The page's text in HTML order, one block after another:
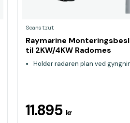
Scanstrut
Raymarine
til 2KW/4KW Radomes
Holder radaren plan ved
11.895 kr